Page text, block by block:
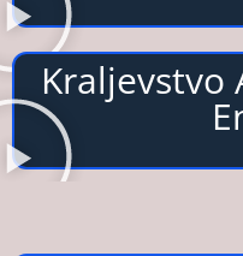
Kraljevstvo